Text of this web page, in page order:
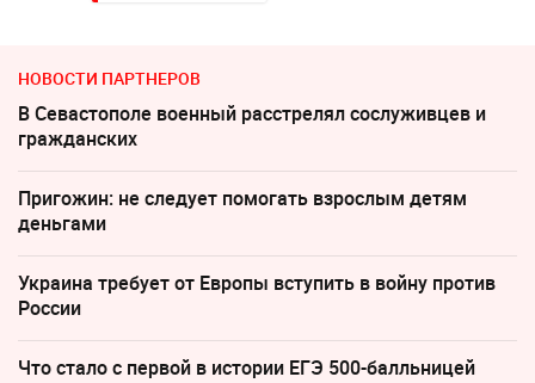
НОВОСТИ ПАРТНЕРОВ
В Севастополе военный расстрелял сослуживцев и
гражданских
Пригожин: не следует помогать взрослым детям
деньгами
Украина требует от Европы вступить в войну против
России
Что стало с первой в истории ЕГЭ 500-балльницей